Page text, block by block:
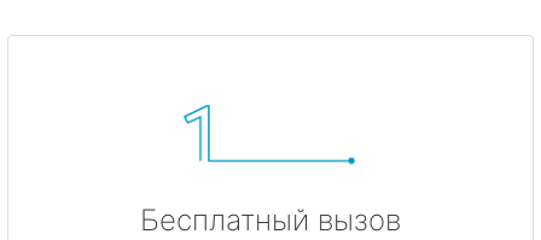
Бесплатный вызов